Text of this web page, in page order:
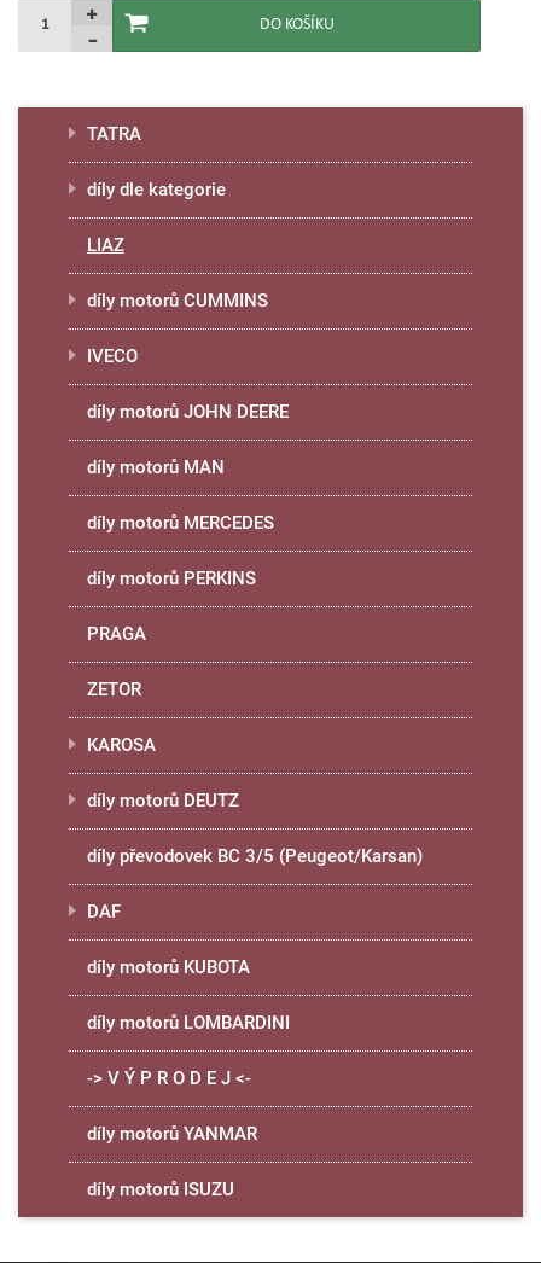
TATRA
díly dle kategorie
LIAZ
díly motorů CUMMINS
IVECO
díly motorů JOHN DEERE
díly motorů MAN
díly motorů MERCEDES
díly motorů PERKINS
PRAGA
ZETOR
KAROSA
díly motorů DEUTZ
díly převodovek BC 3/5 (Peugeot/Karsan)
DAF
díly motorů KUBOTA
díly motorů LOMBARDINI
-> V Ý P R O D E J <-
díly motorů YANMAR
díly motorů ISUZU